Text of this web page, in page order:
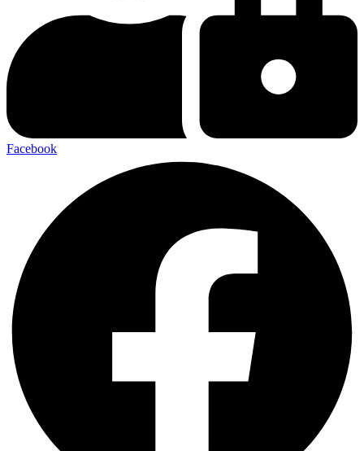
Facebook